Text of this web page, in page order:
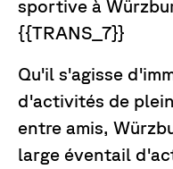
sportive à
{{TRANS_7}}
Qu'il s'agisse
d'activités de
entre amis,
large éventail